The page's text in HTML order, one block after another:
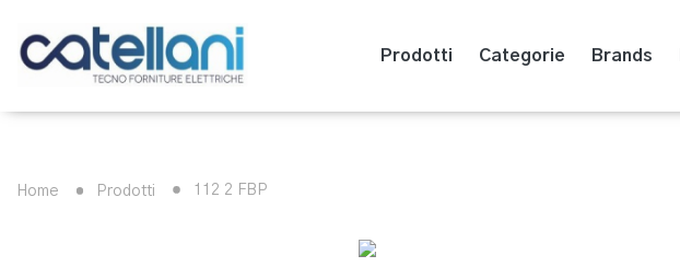
Prodotti Categorie Brands
Home Prodotti 112 2 FBP